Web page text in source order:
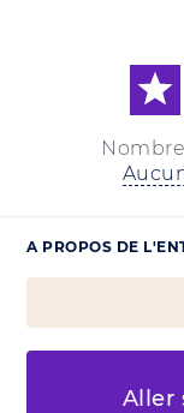
A PROPOS DE
Aller